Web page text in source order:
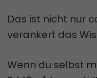
Das ist nicht nur
verankert das
Wenn du selbst